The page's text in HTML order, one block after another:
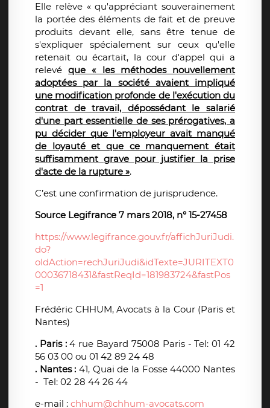
Elle relève « qu'appréciant souverainement
la portée des éléments de fait et de preuve
produits devant elle, sans être tenue de
s'expliquer spécialement sur ceux qu'elle
retenait ou écartait, la cour d'appel qui a
relevéque « les méthodes nouvellement
adoptées par la société avaient impliqué
une modification profonde de l'exécution du
contrat de travail, dépossédant le salarié
d'une part essentielle de ses prérogatives, a
pu décider que l'employeur avait manqué
de loyauté et que ce manquement était
suffisamment grave pour justifier la prise
d'acte de la rupture ».
C’est une confirmation de jurisprudence.
Source Legifrance 7 mars 2018, n° 15-27458
https://www.legifrance.gouv.fr/affichJuriJudi.
do?
oldAction=rechJuriJudi&idTexte=JURITEXT0
00036718431&fastReqId=181983724&fastPos
=1
Frédéric CHHUM, Avocats à la Cour (Paris et
Nantes)
. Paris :4 rue Bayard 75008 Paris - Tel: 01 42
56 03 00 ou 01 42 89 24 48
. Nantes : 41, Quai de la Fosse 44000 Nantes
- Tel: 02 28 44 26 44
e-mail : chhum@chhum-avocats.com